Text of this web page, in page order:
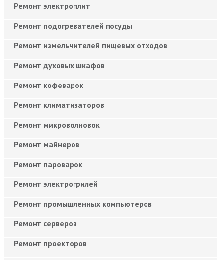
Ремонт электроплит
Ремонт подогревателей посуды
Ремонт измельчителей пищевых отходов
Ремонт духовых шкафов
Ремонт кофеварок
Ремонт климатизаторов
Ремонт микроволновок
Ремонт майнеров
Ремонт пароварок
Ремонт электрогрилей
Ремонт промышленных компьютеров
Ремонт серверов
Ремонт проекторов